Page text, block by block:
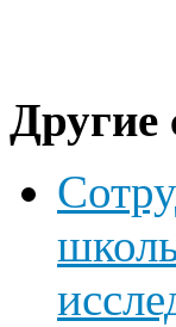
Другие